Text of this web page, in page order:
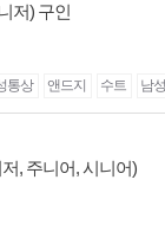
저) 구인
통상 앤드지 수트 남
, 주니어, 시니어)